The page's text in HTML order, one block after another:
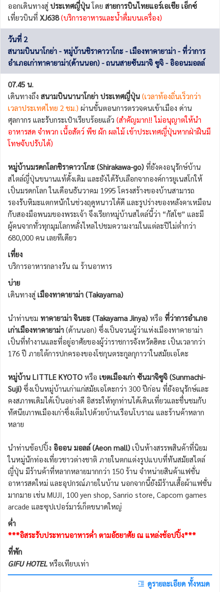
ออกเดินทางสู่ ประเทศญี่ปุ่นโดย สายการบินไทยแอร์เอเชีย เอ็กซ์
เที่ยวบินที่ XJ638 (บริการอาหารและน้ำดื่มบนเครื่อง)
วันที่ 2
สนามบินนาโกย่า - หมู่บ้านชิราคาวาโกะ - เมืองทาคายาม่า - ที่ว่าการ
อำเภอเก่าทาคายาม่า(ด้านนอก) - ถนนสายซันมาจิ ซูจิ - อิออนมอลล์
07.45 น.
เดินทางถึง สนามบินนานาโกย่า ประเทศญี่ปุ่น (เวลาท้องถิ่นเร็วกว่า
เวลาประเทศไทย 2 ชม.) ผ่านขั้นตอนการตรวจคนเข้าเมือง ด่าน
ศุลกากร และรับกระเป๋าเรียบร้อยแล้ว (สำคัญมาก!! ไม่อนุญาตให้นำ
อาหารสด จำพวก เนื้อสัตว์ พืช ผัก ผลไม้ เข้าประเทศญี่ปุ่นหากฝ่าฝืนมี
โทษจับปรับได้)
หมู่บ้านมรดกโลกชิราคาวาโกะ (Shirakawa-go) ที่ยังคงอนุรักษ์บ้าน
สไตล์ญี่ปุ่นขนานแท้ดั้งเดิม และยังได้รับเลือกจากองค์การยูเนสโกให้
เป็นมรดกโลก ในเดือนธันวาคม 1995 โครงสร้างของบ้านสามารถ
รองรับหิมะแตกหนักในช่วงฤดูหนาวได้ดี และรูปร่างของหลังคาเหมือน
กับสองมือพนมของพระเจ้า จึงเรียกหมู่บ้านสไตล์นี้ว่า “กัสโช” และมี
ผู้คนจากทั่วทุกมุมโลกหลั่งไหลไปชมความงามในแต่ละปีไม่ต่ำกว่า
680,000 คน เลยทีเดียว
เที่ยง
บริการอาหารกลางวัน ณ ร้านอาหาร
บ่าย
เดินทางสู่ เมืองทาคายาม่า (Takayama)
นำท่านชม ทาคายาม่า จินยะ (Takayama Jinya) หรือ ที่ว่าการอำเภอ
เก่าเมืองทาคายาม่า (ด้านนอก) ซึ่งเป็นจวนผู้ว่าแห่งเมืองทาคายาม่า
เป็นที่ทำงานและที่อยู่อาศัยของผู้ว่าราชการจังหวัดฮิดะ เป็นเวลากว่า
176 ปี ภายใต้การปกครองของโชกุนตระกูลกุกาวาในสมัยเอโดะ
หมู่บ้าน LITTLE KYOTO หรือ เขตเมืองเก่า ซันมาจิซูจิ (Sunmachi-
Suji) ซึ่งเป็นหมู่บ้านเก่าแก่สมัยเอโดะกว่า 300 ปีก่อน ที่ยังอนุรักษ์และ
คงสภาพเดิมได้เป็นอย่างดี อิสระให้ทุกท่านได้เดินเที่ยวและชื่นชมกับ
ทัศนียภาพเมืองเก่าซึ่งเต็มไปด้วยบ้านเรือนโบราณ และร้านค้าหลาก
หลาย
นำท่านช้อปปิ้ง อิออน มอลล์ (Aeon mall) เป็นห้างสรรพสินค้าที่นิยม
ในหมู่นักท่องเที่ยวชาวต่างชาติ ภายในตกแต่งรูปแบบที่ทันสมัยสไตล์
ญี่ปุ่น มีร้านค้าที่หลากหลายมากกว่า 150 ร้าน จำหน่ายสินค้าแฟชั่น
อาหารสดใหม่ และอุปกรณ์ภายในบ้าน นอกจากนี้ยังมีร้านเสื้อผ้าแฟชั่น
มากมาย เช่น MUJI, 100 yen shop, Sanrio store, Capcom games
arcade และซุปเปอร์มาร์เก็ตขนาดใหญ่
ค่ำ
***อิสระรับประทานอาหารค่ำ ตามอัธยาศัย ณ แหล่งช้อปปิ้ง***
ที่พัก
GIFU HOTELหรือเทียบเท่า
ดูรายละเอียด ทั้งหมด